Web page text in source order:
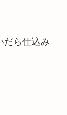
だら仕込み